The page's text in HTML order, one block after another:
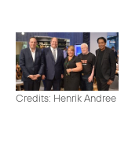
Credits: Henrik Andree